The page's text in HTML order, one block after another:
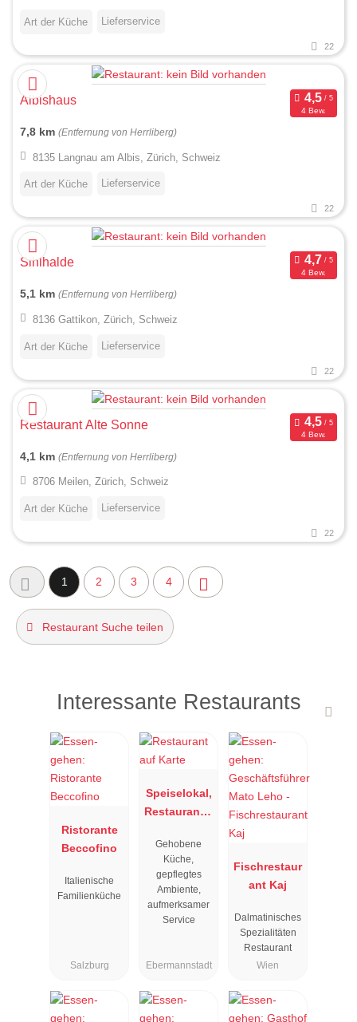
Art der Küche Lieferservice
22
Albishaus
4 Bew.
7,8 km (Entfernung von Herrliberg)
8135 Langnau am Albis, Zürich, Schweiz
Art der Küche Lieferservice
22
Sihlhalde
4 Bew.
5,1 km (Entfernung von Herrliberg)
8136 Gattikon, Zürich, Schweiz
Art der Küche Lieferservice
22
Restaurant Alte Sonne
4 Bew.
4,1 km (Entfernung von Herrliberg)
8706 Meilen, Zürich, Schweiz
Art der Küche Lieferservice
22
1 2 3 4
Restaurant Suche teilen
Interessante Restaurants
Ristorante
Beccofino
Italienische
Familienküche
Salzburg
Speiselokal,
Restaurant "
"
Gehobene
Küche,
gepflegtes
Ambiente,
aufmerksamer
Service
Ebermannstadt
Fischrestaur
ant Kaj
Dalmatinisches
Spezialitäten
Restaurant
Wien